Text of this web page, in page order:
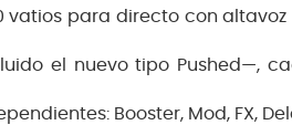
vatios para directo con
el nuevo tipo Pushed—,
Booster, Mod, FX,